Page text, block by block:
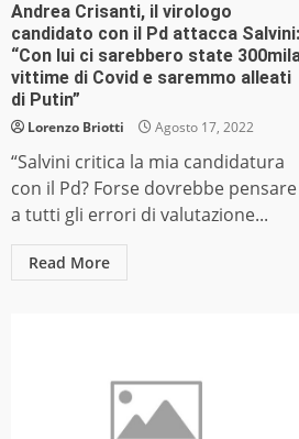
Andrea Crisanti, il virologo
candidato con il Pd attacca Salvini:
“Con lui ci sarebbero state
vittime di Covid e saremmo alleati
di Putin”
Lorenzo Briotti Agosto 17, 2022
“Salvini critica la mia candidatura
con il Pd? Forse dovrebbe pensare
a tutti gli errori di valutazione...
Read More